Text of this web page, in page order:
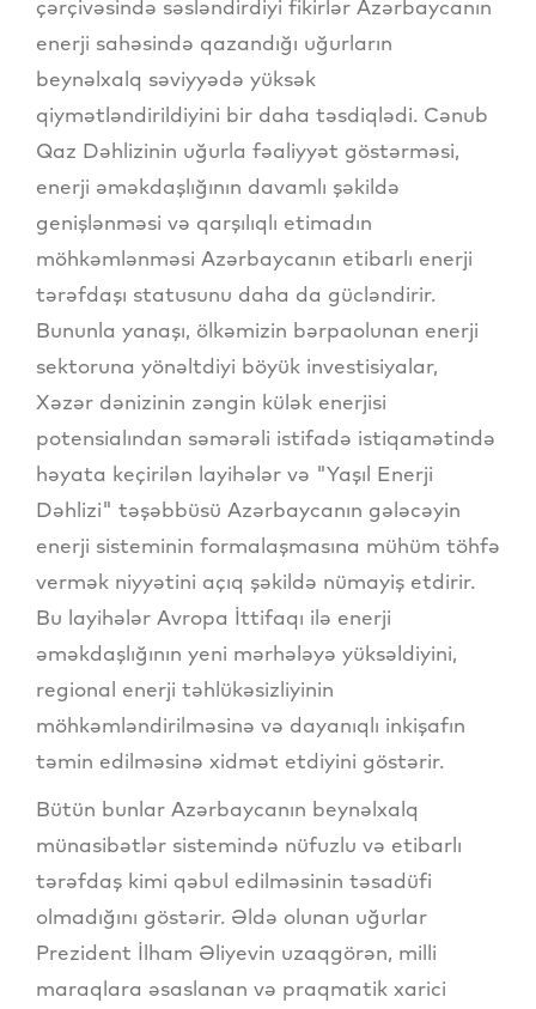
çərçivəsində səsləndirdiyi fikirlər Azərbaycanın
enerji sahəsində qazandığı uğurların
beynəlxalq səviyyədə yüksək
qiymətləndirildiyini bir daha təsdiqlədi. Cənub
Qaz Dəhlizinin uğurla fəaliyyət göstərməsi,
enerji əməkdaşlığının davamlı şəkildə
genişlənməsi və qarşılıqlı etimadın
möhkəmlənməsi Azərbaycanın etibarlı enerji
tərəfdaşı statusunu daha da gücləndirir.
Bununla yanaşı, ölkəmizin bərpaolunan enerji
sektoruna yönəltdiyi böyük investisiyalar,
Xəzər dənizinin zəngin külək enerjisi
potensialından səmərəli istifadə istiqamətində
həyata keçirilən layihələr və "Yaşıl Enerji
Dəhlizi" təşəbbüsü Azərbaycanın gələcəyin
enerji sisteminin formalaşmasına mühüm töhfə
vermək niyyətini açıq şəkildə nümayiş etdirir.
Bu layihələr Avropa İttifaqı ilə enerji
əməkdaşlığının yeni mərhələyə yüksəldiyini,
regional enerji təhlükəsizliyinin
möhkəmləndirilməsinə və dayanıqlı inkişafın
təmin edilməsinə xidmət etdiyini göstərir.
Bütün bunlar Azərbaycanın beynəlxalq
münasibətlər sistemində nüfuzlu və etibarlı
tərəfdaş kimi qəbul edilməsinin təsadüfi
olmadığını göstərir. Əldə olunan uğurlar
Prezident İlham Əliyevin uzaqgörən, milli
maraqlara əsaslanan və praqmatik xarici